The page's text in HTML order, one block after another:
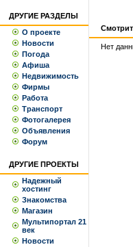
ДРУГИЕ РАЗДЕЛЫ
О проекте
Новости
Погода
Афиша
Недвижимость
Фирмы
Работа
Транспорт
Фотогалерея
Объявления
Форум
ДРУГИЕ ПРОЕКТЫ
Надежный
хостинг
Знакомства
Магазин
Мультипортал 21
век
Новости
Нет